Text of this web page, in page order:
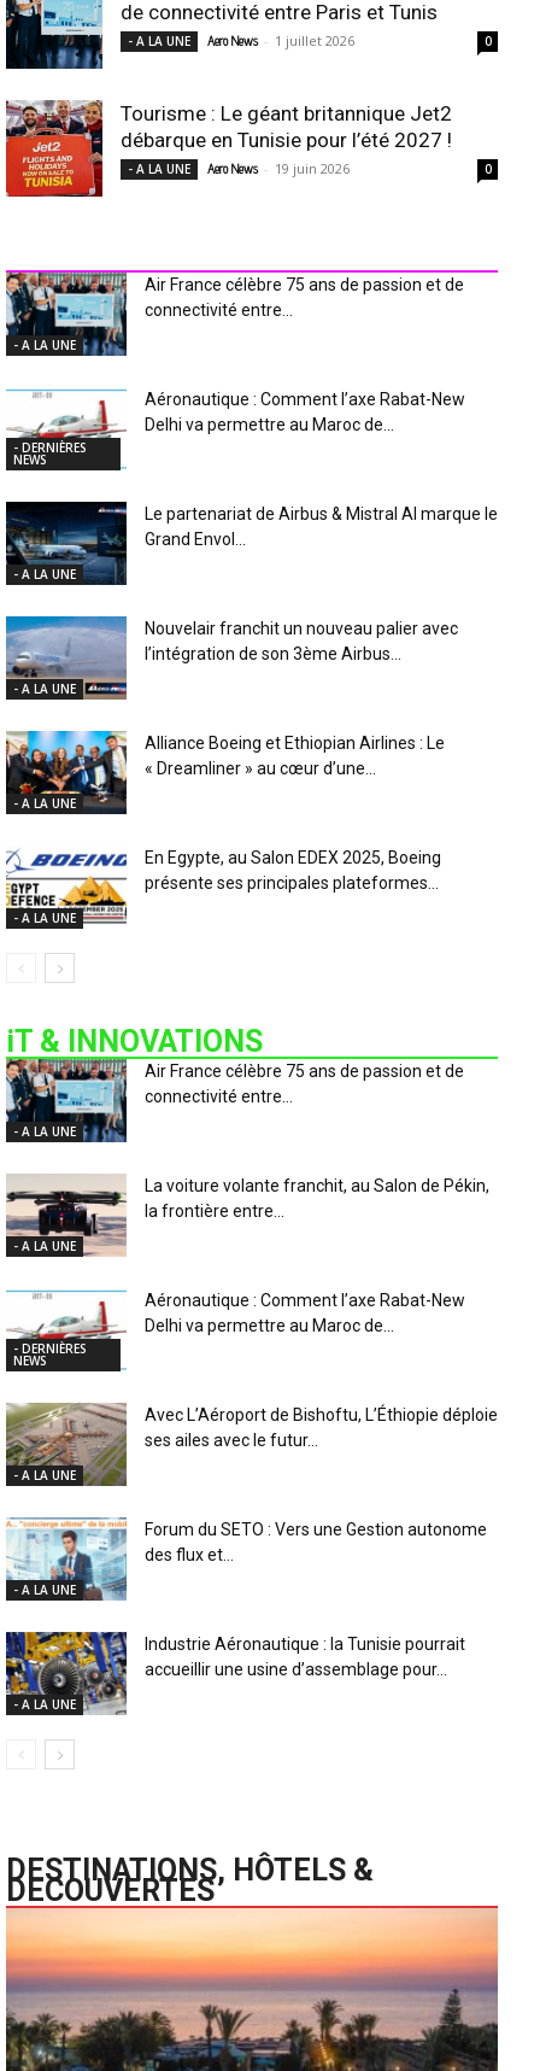
de connectivité entre Paris et Tunis
- A LA UNE Aero News - 1 juillet 2026 0
Tourisme : Le géant britannique Jet2
débarque en Tunisie pour l’été 2027 !
- A LA UNE Aero News - 19 juin 2026 0
- A LA UNE
Air France célèbre 75 ans de passion et de
connectivité entre...
- DERNIÈRES
NEWS
Aéronautique : Comment l’axe Rabat-New
Delhi va permettre au Maroc de...
- A LA UNE
Le partenariat de Airbus & Mistral AI marque le
Grand Envol...
- A LA UNE
Nouvelair franchit un nouveau palier avec
l’intégration de son 3ème Airbus...
- A LA UNE
Alliance Boeing et Ethiopian Airlines : Le
« Dreamliner » au cœur d’une...
- A LA UNE
En Egypte, au Salon EDEX 2025, Boeing
présente ses principales plateformes...
iT & INNOVATIONS
- A LA UNE
Air France célèbre 75 ans de passion et de
connectivité entre...
- A LA UNE
La voiture volante franchit, au Salon de Pékin,
la frontière entre...
- DERNIÈRES
NEWS
Aéronautique : Comment l’axe Rabat-New
Delhi va permettre au Maroc de...
- A LA UNE
Avec L’Aéroport de Bishoftu, L’Éthiopie déploie
ses ailes avec le futur...
- A LA UNE
Forum du SETO : Vers une Gestion autonome
des flux et...
- A LA UNE
Industrie Aéronautique : la Tunisie pourrait
accueillir une usine d’assemblage pour...
DESTINATIONS, HÔTELS &
DECOUVERTES